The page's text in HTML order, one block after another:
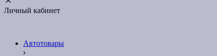
Личный кабинет
Автотовары